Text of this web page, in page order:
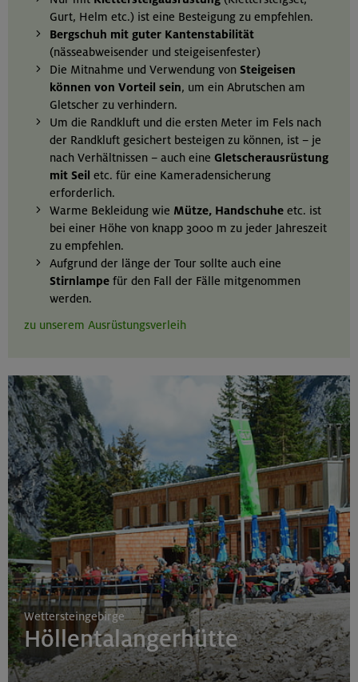
Gurt, Helm etc.) ist eine Besteigung zu empfehlen.
Bergschuh mit guter Kantenstabilität
(nässeabweisender und steigeisenfester)
Die Mitnahme und Verwendung von Steigeisen
können von Vorteil sein, um ein Abrutschen am
Gletscher zu verhindern.
Um die Randkluft und die ersten Meter im Fels nach
der Randkluft gesichert besteigen zu können, ist – je
nach Verhältnissen – auch eine Gletscherausrüstung
mit Seil etc. für eine Kameradensicherung
erforderlich.
Warme Bekleidung wie Mütze, Handschuhe etc. ist
bei einer Höhe von knapp 3000 m zu jeder Jahreszeit
zu empfehlen.
Aufgrund der länge der Tour sollte auch eine
Stirnlampe für den Fall der Fälle mitgenommen
werden.
zu unserem Ausrüstungsverleih
Wettersteingebirge
Höllentalangerhütte